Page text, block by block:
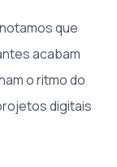
que
acabam
o ritmo do
digitais